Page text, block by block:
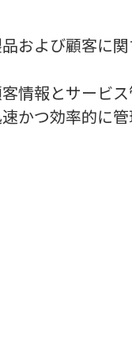
Requst Demo
および顧客に
情報とサービス
かつ効率的に管